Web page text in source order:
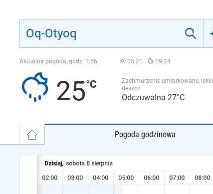
Aktualna pogoda, godz. 1:56 05:21 19:24
25
Zachmurzenie umiarkowane, lekki
deszcz
Odczuwalna 27°C
Pogoda godzinowa